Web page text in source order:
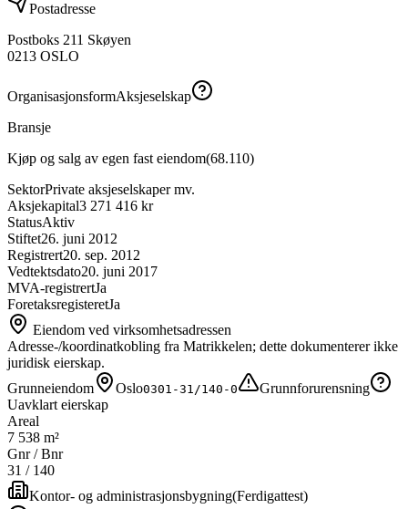
Postadresse
Postboks 211 Skøyen
0213 OSLO
OrganisasjonsformAksjeselskap
Bransje
Kjøp og salg av egen fast eiendom(68.110)
SektorPrivate aksjeselskaper mv.
Aksjekapital3 271 416 kr
StatusAktiv
Stiftet26. juni 2012
Registrert20. sep. 2012
Vedtektsdato20. juni 2017
MVA-registrertJa
ForetaksregisteretJa
Eiendom ved virksomhetsadressen
Adresse-/koordinatkobling fra Matrikkelen; dette dokumenterer ikke
juridisk eierskap.
Grunneiendom
Oslo0301-31/140-0
Grunnforurensning
Uavklart eierskap
Areal
7 538 m²
Gnr / Bnr
31 / 140
Kontor- og administrasjonsbygning(Ferdigattest)